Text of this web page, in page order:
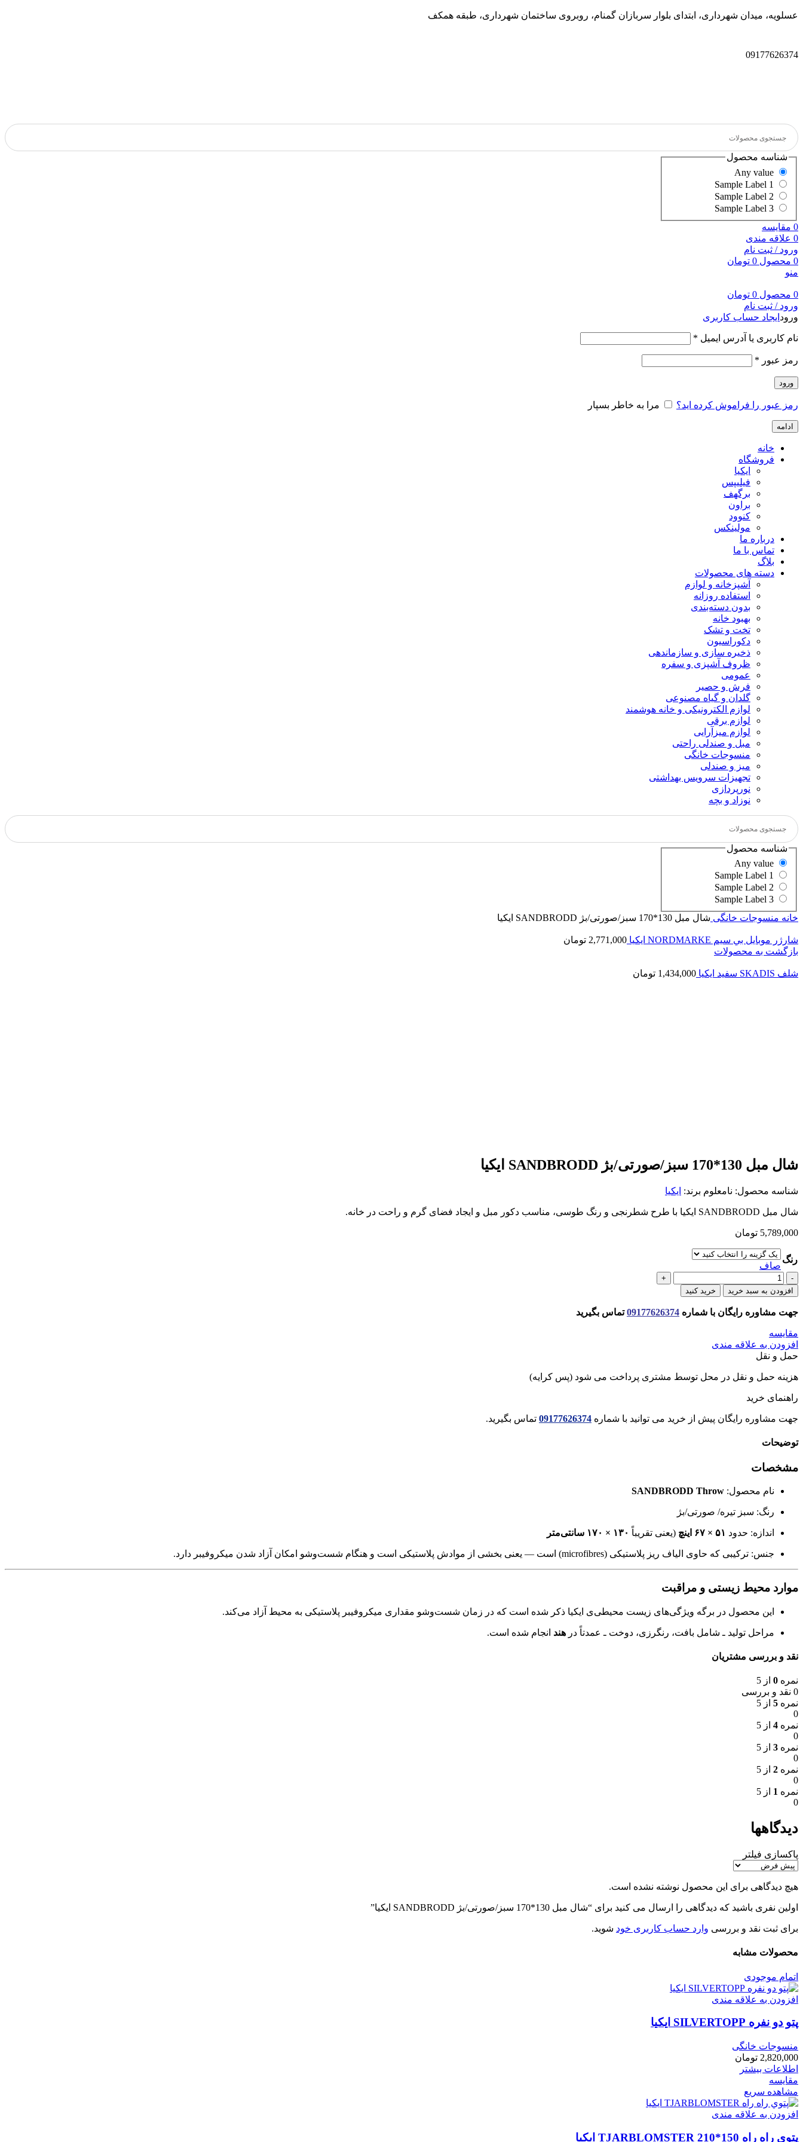
عسلویه، میدان شهرداری، ابتدای بلوار سربازان گمنام، روبروی ساختمان شهرداری، طبقه همکف
09177626374
شناسه محصول
0 مقایسه
0 علاقه مندی
ورود / ثبت نام
0 محصول 0 تومان
منو
0 محصول 0 تومان
ورود / ثبت نام
ورود ایجاد حساب کاربری
نام کاربری یا آدرس ایمیل *
رمز عبور *
ورود
رمز عبور را فراموش کرده اید؟ مرا به خاطر بسپار
ادامه
خانه
فروشگاه
ایکیا
فیلیپس
برگهف
براون
کنوود
مولینکس
درباره ما
تماس با ما
بلاگ
دسته های محصولات
آشپزخانه و لوازم
استفاده روزانه
بدون دسته‌بندی
بهبود خانه
تخت و تشک
دکوراسیون
ذخیره سازی و سازماندهی
ظروف آشپزی و سفره
عمومی
فرش و حصیر
گلدان و گیاه مصنوعی
لوازم الکترونیکی و خانه هوشمند
لوازم برقی
لوازم میزآرایی
مبل و صندلی راحتی
منسوجات خانگی
میز و صندلی
تجهیزات سرویس بهداشتی
نورپردازی
نوزاد و بچه
شناسه محصول
خانه منسوجات خانگی شال مبل 130*170 سبز/صورتی/بژ SANDBRODD ايكيا
شارژر موبايل بي سيم NORDMARKE ايكيا 2,771,000 تومان
بازگشت به محصولات
شلف SKADIS سفيد ايكيا 1,434,000 تومان
شال مبل 130*170 سبز/صورتی/بژ SANDBRODD ايكيا
شناسه محصول: نامعلوم برند: ایکیا
شال مبل SANDBRODD ایکیا با طرح شطرنجی و رنگ طوسی، مناسب دکور مبل و ایجاد فضای گرم و راحت در خانه.
5,789,000 تومان
رنگ
صاف
شال
مبل
130*170
سبز/
بژ
SANDBRODD
ايكيا
افزودن به سبد خرید خرید کنید
جهت مشاوره رایگان با شماره 09177626374تماس بگیرید
مقایسه
افزودن به علاقه مندی
حمل و نقل
هزینه حمل و نقل در محل توسط مشتری پرداخت می شود (پس کرایه)
راهنمای خرید
جهت مشاوره رایگان پیش از خرید می توانید با شماره 09177626374 تماس بگیرید.
توضیحات
مشخصات
نام محصول: SANDBRODD Throw
رنگ: سبز تیره/ صورتی/بژ
اندازه: حدود ۵۱ × ۶۷ اینچ (یعنی تقریباً ۱۳۰ × ۱۷۰ سانتی‌متر
جنس: ترکیبی که حاوی الیاف ریز پلاستیکی (microfibres) است — یعنی بخشی از موادش پلاستیکی است و هنگام شست‌وشو امکان آزاد شدن میکروفیبر دارد.
موارد محیط زیستی و مراقبت
این محصول در برگه ویژگی‌های زیست محیطی‌ی ایکیا ذکر شده است که در زمان شست‌وشو مقداری میکروفیبر پلاستیکی به محیط آزاد می‌کند.
مراحل تولید ـ شامل بافت، رنگرزی، دوخت ـ عمدتاً در هند انجام شده است.
نقد و بررسی مشتریان
نمره 0 از 5
0 نقد و بررسی
نمره 5 از 5
0
نمره 4 از 5
0
نمره 3 از 5
0
نمره 2 از 5
0
نمره 1 از 5
0
دیدگاهها
پاکسازی فیلتر
هیچ دیدگاهی برای این محصول نوشته نشده است.
اولین نفری باشید که دیدگاهی را ارسال می کنید برای “شال مبل 130*170 سبز/صورتی/بژ SANDBRODD ايكيا”
برای ثبت نقد و بررسی وارد حساب کاربری خود شوید.
محصولات مشابه
اتمام موجودی
افزودن به علاقه مندی
پتو دو نفره SILVERTOPP ایکیا
منسوجات خانگی
2,820,000 تومان
اطلاعات بیشتر
مقایسه
مشاهده سریع
افزودن به علاقه مندی
پتوي راه راه 150*210 TJARBLOMSTER ايكيا